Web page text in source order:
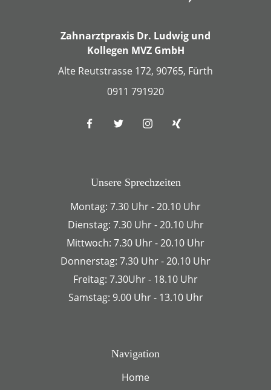
Zahnarztpraxis Dr. Ludwig und
Kollegen MVZ GmbH
Alte Reutstrasse 172, 90765, Fürth
0911 791920
Unsere Sprechzeiten
Montag: 7.30 Uhr - 20.10 Uhr
Dienstag: 7.30 Uhr - 20.10 Uhr
Mittwoch: 7.30 Uhr - 20.10 Uhr
Donnerstag: 7.30 Uhr - 20.10 Uhr
Freitag: 7.30Uhr - 18.10 Uhr
Samstag: 9.00 Uhr - 13.10 Uhr
Navigation
Home